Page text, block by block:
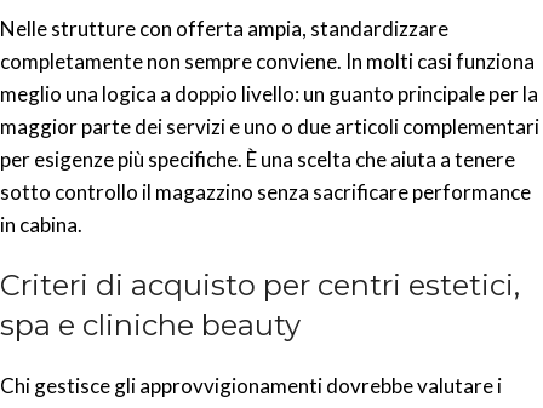
Nelle strutture con offerta ampia, standardizzare
completamente non sempre conviene. In molti casi funziona
meglio una logica a doppio livello: un guanto principale per la
maggior parte dei servizi e uno o due articoli complementari
per esigenze più specifiche. È una scelta che aiuta a tenere
sotto controllo il magazzino senza sacrificare performance
in cabina.
Criteri di acquisto per centri estetici,
spa e cliniche beauty
Chi gestisce gli approvvigionamenti dovrebbe valutare i